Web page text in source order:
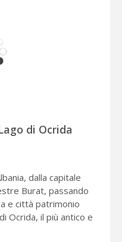
di Ocrida
dalla capitale
Burat, passando
e città patrimonio
Ocrida, il più antico e